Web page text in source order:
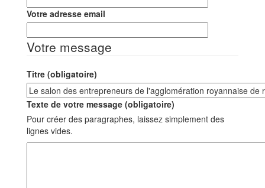
Votre adresse email
Votre message
Titre (obligatoire)
Texte de votre message (obligatoire)
Pour créer des paragraphes, laissez simplement des
lignes vides.